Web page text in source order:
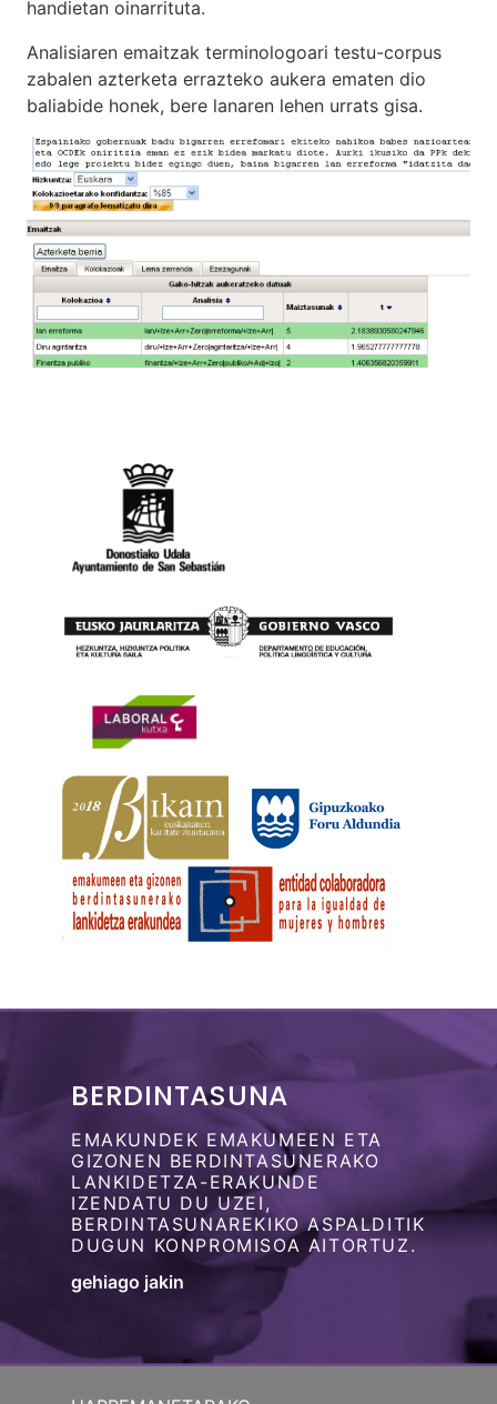
handietan oinarrituta.
Analisiaren emaitzak terminologoari testu-corpus
zabalen azterketa errazteko aukera ematen dio
baliabide honek, bere lanaren lehen urrats gisa.
BERDINTASUNA
EMAKUNDEK EMAKUMEEN ETA
GIZONEN BERDINTASUNERAKO
LANKIDETZA-ERAKUNDE
IZENDATU DU UZEI,
BERDINTASUNAREKIKO ASPALDITIK
DUGUN KONPROMISOA AITORTUZ.
gehiago jakin